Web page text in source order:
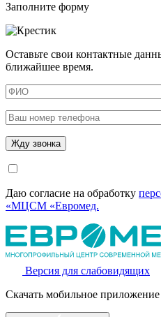
Заполните форму
Оставьте свои контактные
ближайшее время.
Даю согласие на обработку
«МЦСМ «Евромед.
Версия для слабовидящих
Скачать мобильное приложение